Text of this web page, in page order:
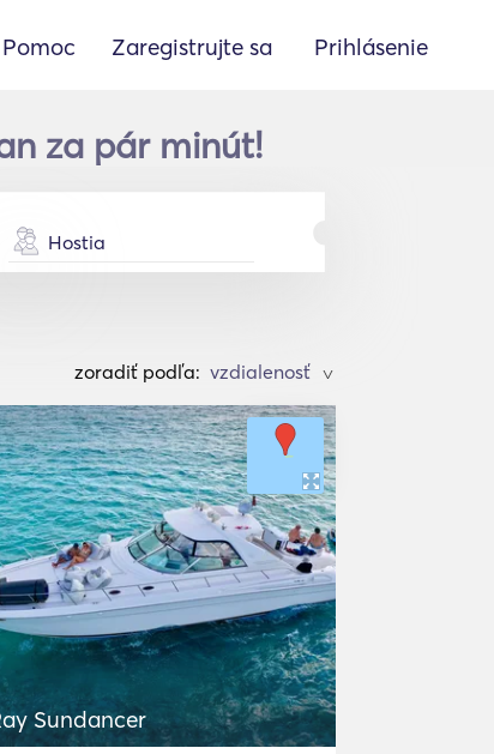
Pomoc Zaregistrujte sa Prihlásenie
za pár minút!
Hostia
zoradiť podľa: >
Sundancer